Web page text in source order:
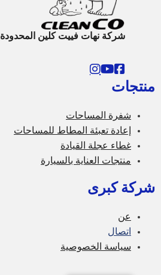
شركة نهات فييت كلين المحدودة
منتجات
شفرة المساحات
إعادة تعبئة المطاط للمساحات
غطاء عجلة القيادة
منتجات العناية بالسيارة
شركة كبرى
عن
اتصال
سياسة الخصوصية